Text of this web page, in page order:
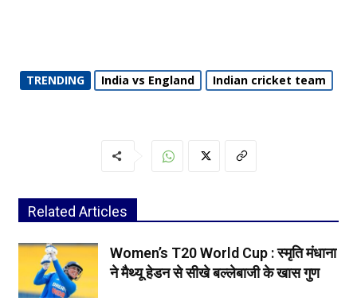
TRENDING India vs England Indian cricket team
Related Articles
Women’s T20 World Cup : स्मृति मंधाना
ने मैथ्यू हेडन से सीखे बल्लेबाजी के खास गुण